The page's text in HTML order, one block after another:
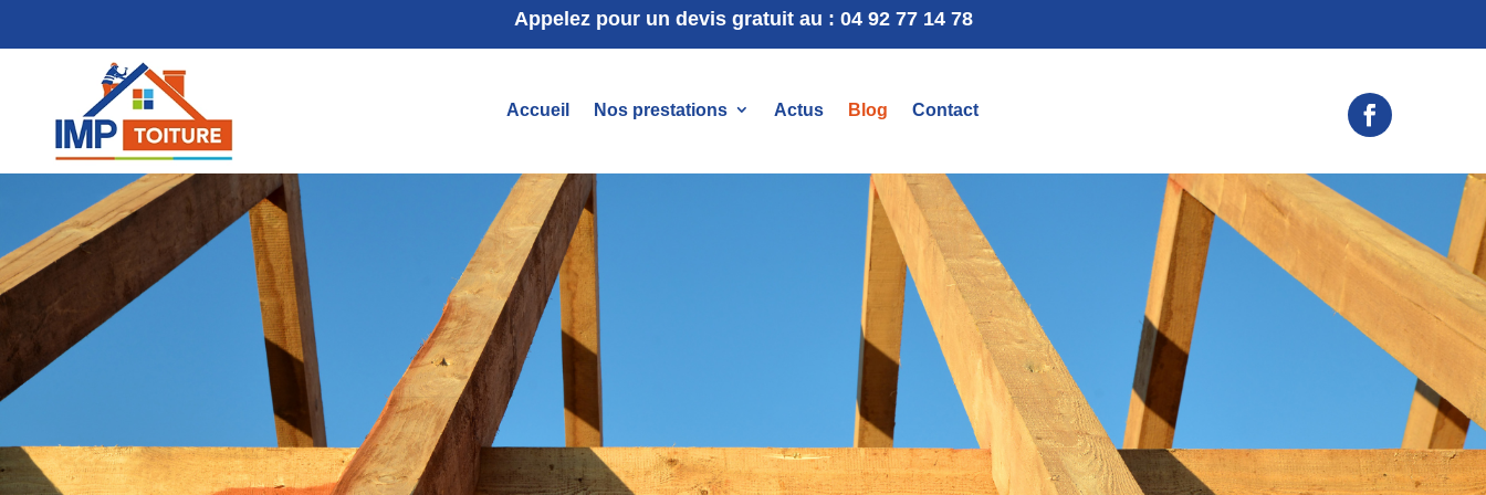
Appelez pour un devis gratuit au : 04 92 77 14 78
Accueil Nos prestations Actus Blog Contact